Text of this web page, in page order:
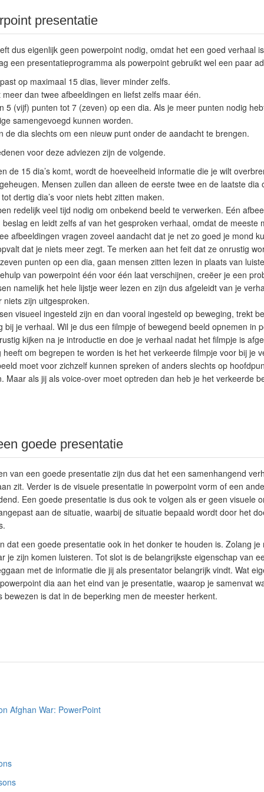
presentatie
dus eigenlijk geen powerpoint nodig, omdat het een goed verhaal
een presentatieprogramma als powerpoint gebruikt wel een paar
op maximaal 15 dias, liever minder zelfs.
dan twee afbeeldingen en liefst zelfs maar één.
5 (vijf) punten tot 7 (zeven) op een dia. Als je meer punten nodig
samengevoegd kunnen worden.
de dia slechts om een nieuw punt onder de aandacht te brengen.
voor deze adviezen zijn de volgende.
de 15 dia’s komt, wordt de hoeveelheid informatie die je wilt
Mensen zullen dan alleen de eerste twee en de laatste dia
dertig dia’s voor niets hebt zitten maken.
redelijk veel tijd nodig om onbekend beeld te verwerken. Eén
en leidt zelfs af van het gesproken verhaal, omdat de meeste
afbeeldingen vragen zoveel aandacht dat je net zo goed je mond
dat je niets meer zegt. Te merken aan het feit dat ze onrustig
punten op een dia, gaan mensen zitten lezen in plaats van
van powerpoint één voor één laat verschijnen, creëer je een
namelijk het hele lijstje weer lezen en zijn dus afgeleidt van je
niets zijn uitgesproken.
visueel ingesteld zijn en dan vooral ingesteld op beweging, trekt
bij je verhaal. Wil je dus een filmpje of bewegend beeld opnemen in
kijken na je introductie en doe je verhaal nadat het filmpje is
heeft om begrepen te worden is het het verkeerde filmpje voor bij je
moet voor zichzelf kunnen spreken of anders slechts op
Maar als jij als voice-over moet optreden dan heb je het verkeerde
goede presentatie
van een goede presentatie zijn dus dat het een samenhangend
zit. Verder is de visuele presentatie in powerpoint vorm of een
Een goede presentatie is dus ook te volgen als er geen visuele
aan de situatie, waarbij de situatie bepaald wordt door het
dat een goede presentatie ook in het donker te houden is. Zolang
je zijn komen luisteren. Tot slot is de belangrijkste eigenschap van
met de informatie die jij als presentator belangrijk vindt. Wat
dia aan het eind van je presentatie, waarop je samenvat
bewezen is dat in de beperking men de meester herkent.
Afghan War: PowerPoint